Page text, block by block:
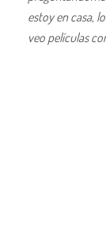
estoy en casa,
veo películas